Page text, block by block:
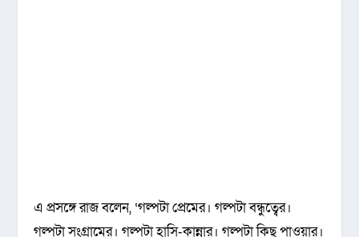
এ প্রসঙ্গে রাজ বলেন, ‘গল্পটা প্রেমের। গল্পটা বন্ধুত্বের।
গল্পটা সংগ্রামের। গল্পটা হাসি-কান্নার। গল্পটা কিছু পাওয়ার।